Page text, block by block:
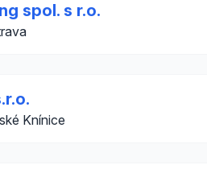
spol. s r.o.
Knínice